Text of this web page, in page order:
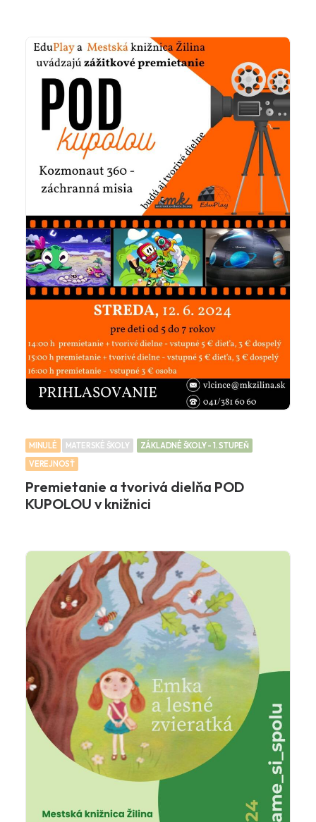
MINULÉ MATERSKÉ ŠKOLY
ZÁKLADNÉ ŠKOLY - 1. STUPEŇ
VEREJNOSŤ
Premietanie a tvorivá dielňa POD
KUPOLOU v knižnici